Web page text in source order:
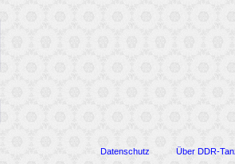
Datenschutz Über DDR-